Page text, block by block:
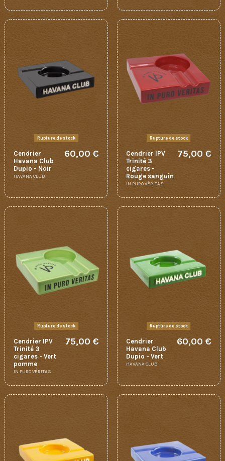
Rupture de stock
Cendrier
Havana Club
Dupio - Noir
HAVANA CLUB
60,00 €
Rupture de stock
Cendrier IPV
Trinité 3
cigares -
Rouge sanguin
IN PURO VÉRITAS
75,00 €
Rupture de stock
Cendrier IPV
Trinité 3
cigares - Vert
pomme
IN PURO VÉRITAS
75,00 €
Rupture de stock
Cendrier
Havana Club
Dupio - Vert
HAVANA CLUB
60,00 €